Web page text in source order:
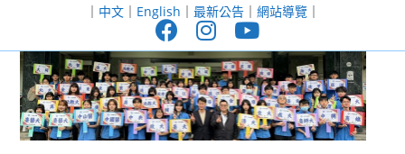
至
｜ 中文｜ English ｜ 最新公告｜ 網站導覽｜